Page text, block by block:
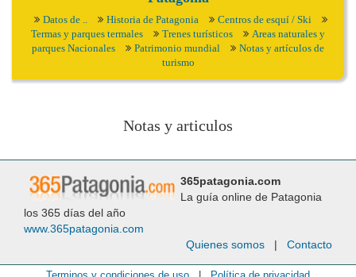
Datos de .. Historia de Patagonia
Centros de esquí / Ski
Termas y parques termales
Trenes turísticos
Areas naturales y
parques Nacionales
Patrimonio mundial
Notas y artículos de
turismo
Notas y articulos
365patagonia.com
La guía online de Patagonia
los 365 días del año
www.365patagonia.com
Quienes somos | Contacto